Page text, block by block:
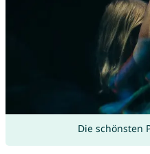
Die schönsten